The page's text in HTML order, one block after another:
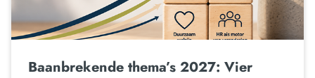
Baanbrekende thema’s 2027: Vier